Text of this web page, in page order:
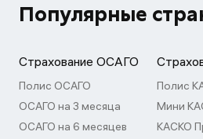
Популярные
Страхование ОСАГО
Полис ОСАГО
ОСАГО на 3 месяца
ОСАГО на 6 месяцев
Полис
Мини
КАСКО